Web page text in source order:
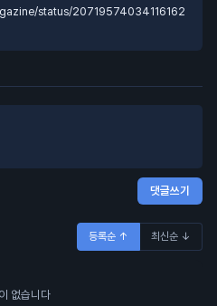
status/20719574034116162
댓글쓰기
등록순 ↑ 최신순 ↓
없습니다